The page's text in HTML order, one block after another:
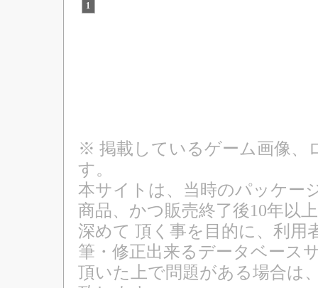
1
※ 掲載しているゲーム画像、
す。
本サイトは、当時のパッケー
商品、かつ販売終了後10年以
深めて 頂く事を目的に、利用
筆・修正出来るデータベース
頂いた上で問題がある場合は